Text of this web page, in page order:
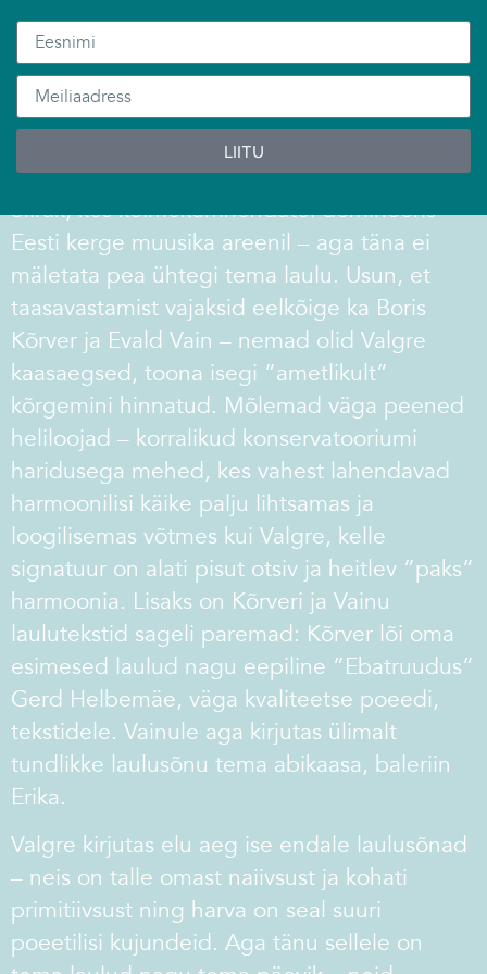
olnud Valgre geniaalne, vaid lihtsalt hea
helilooja, kes varjutas ära paljud teised head
heliloojad sellest ajastust. Kes sinu meelest
Valgre varju on jäänud?
Üks täiesti unustatud helilooja on Arnold
Siirak, kes kolmekümnendatel domineeris
Eesti kerge muusika areenil – aga täna ei
mäletata pea ühtegi tema laulu. Usun, et
taasavastamist vajaksid eelkõige ka Boris
Kõrver ja Evald Vain – nemad olid Valgre
kaasaegsed, toona isegi ”ametlikult”
kõrgemini hinnatud. Mõlemad väga peened
heliloojad – korralikud konservatooriumi
haridusega mehed, kes vahest lahendavad
harmoonilisi käike palju lihtsamas ja
loogilisemas võtmes kui Valgre, kelle
signatuur on alati pisut otsiv ja heitlev ”paks”
harmoonia. Lisaks on Kõrveri ja Vainu
laulutekstid sageli paremad: Kõrver lõi oma
esimesed laulud nagu eepiline ”Ebatruudus”
Gerd Helbemäe, väga kvaliteetse poeedi,
tekstidele. Vainule aga kirjutas ülimalt
tundlikke laulusõnu tema abikaasa, baleriin
Erika.
Valgre kirjutas elu aeg ise endale laulusõnad
– neis on talle omast naiivsust ja kohati
primitiivsust ning harva on seal suuri
poeetilisi kujundeid. Aga tänu sellele on
LIITU